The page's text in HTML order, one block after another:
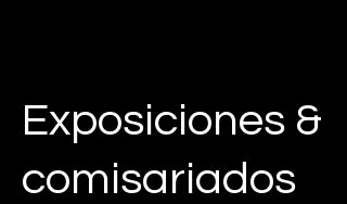
Exposiciones &
comisariados